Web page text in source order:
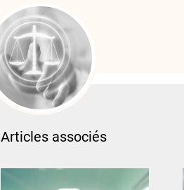
Articles associés